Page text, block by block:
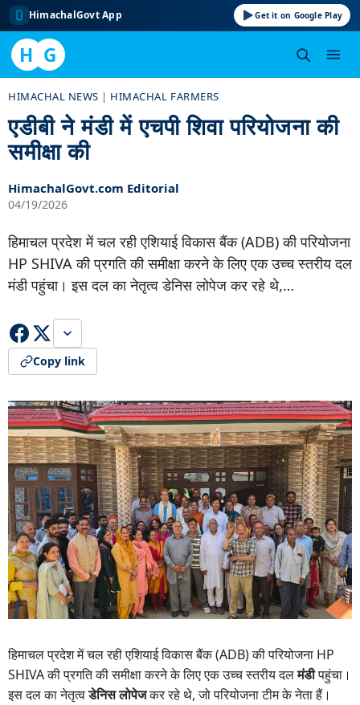
HimachalGovt App Get it on Google Play
H G
content
HIMACHAL NEWS | HIMACHAL FARMERS
एडीबी ने मंडी में एचपी शिवा परियोजना की
समीक्षा की
HimachalGovt.com Editorial
04/19/2026
हिमाचल प्रदेश में चल रही एशियाई विकास बैंक (ADB) की परियोजना
HP SHIVA की प्रगति की समीक्षा करने के लिए एक उच्च स्तरीय दल
मंडी पहुंचा। इस दल का नेतृत्व डेनिस लोपेज कर रहे थे,…
Copy link
हिमाचल प्रदेश में चल रही एशियाई विकास बैंक (ADB) की परियोजना HP
SHIVA की प्रगति की समीक्षा करने के लिए एक उच्च स्तरीय दलमंडीपहुंचा।
इस दल का नेतृत्वडेनिस लोपेजकर रहे थे, जो परियोजना टीम के नेता हैं।